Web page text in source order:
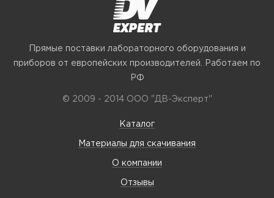
Прямые поставки лабораторного оборудования и
приборов от европейских производителей. Работаем по
РФ
© 2009 - 2014 ООО "ДВ-Эксперт"
Каталог
Материалы для скачивания
О компании
Отзывы